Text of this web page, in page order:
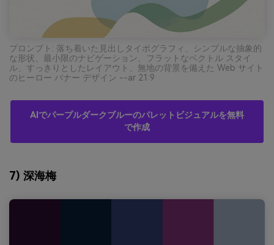
プロンプト: 落ち着いた見出しタイポグラフィ、シンプルな抽象的
な形状、最小限のナビゲーション、フラットなベクトル スタイ
ル、すっきりとしたレイアウト、無地の背景を備えた Web サイト
のヒーロー バナー デザイン --ar 21:9
AIでパープルダークブルーのパレットビジュアルを無料
で作成
7) 深海梅